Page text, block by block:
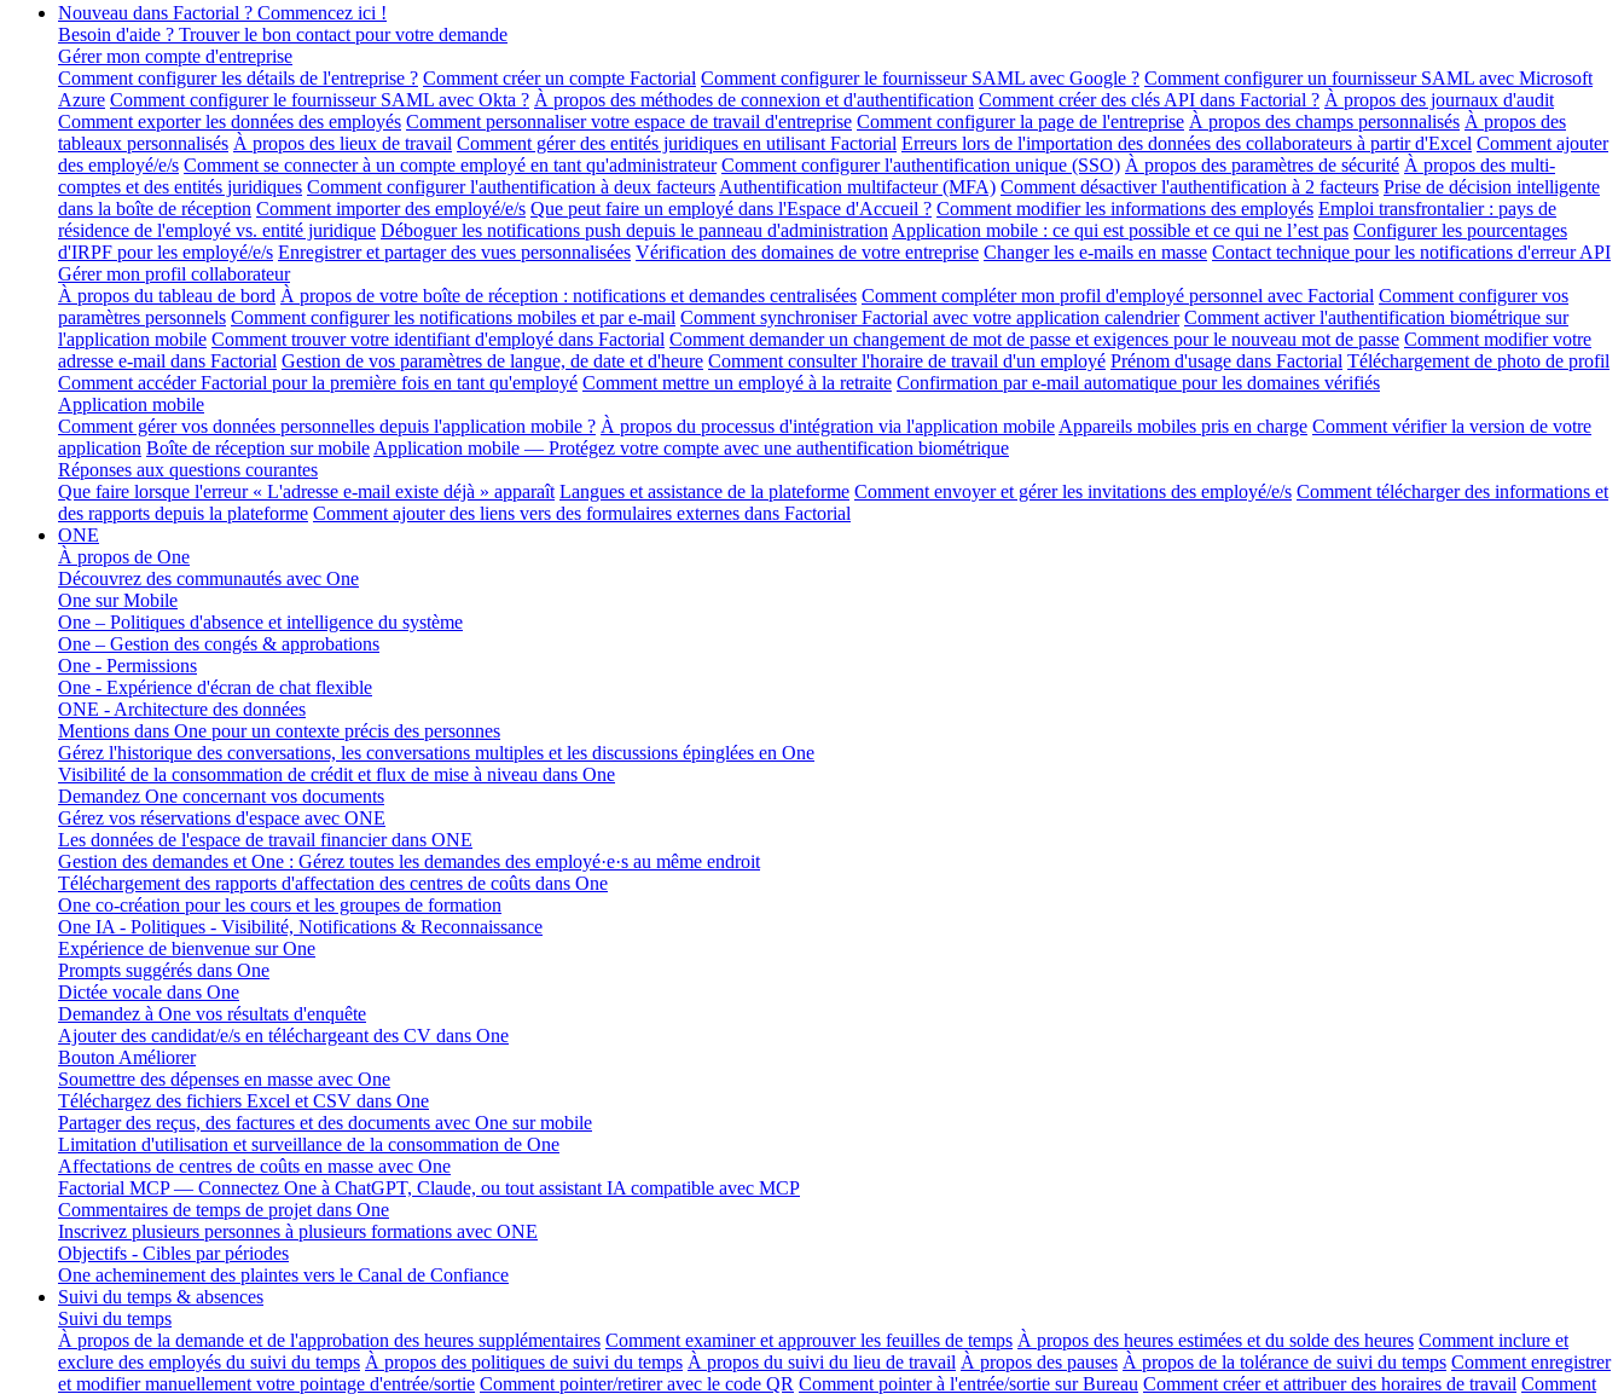
Nouveau dans Factorial ? Commencez ici !
Besoin d'aide ? Trouver le bon contact pour votre demande
Gérer mon compte d'entreprise
Comment configurer les détails de l'entreprise ? Comment créer un compte Factorial Comment configurer le fournisseur SAML avec Google ? Comment configurer un fournisseur SAML avec Microsoft
Azure Comment configurer le fournisseur SAML avec Okta ? À propos des méthodes de connexion et d'authentification Comment créer des clés API dans Factorial ? À propos des journaux d'audit
Comment exporter les données des employés Comment personnaliser votre espace de travail d'entreprise Comment configurer la page de l'entreprise À propos des champs personnalisés À propos des
tableaux personnalisés À propos des lieux de travail Comment gérer des entités juridiques en utilisant Factorial Erreurs lors de l'importation des données des collaborateurs à partir d'Excel Comment ajouter
des employé/e/s Comment se connecter à un compte employé en tant qu'administrateur Comment configurer l'authentification unique (SSO) À propos des paramètres de sécurité À propos des multi-
comptes et des entités juridiques Comment configurer l'authentification à deux facteurs Authentification multifacteur (MFA) Comment désactiver l'authentification à 2 facteurs Prise de décision intelligente
dans la boîte de réception Comment importer des employé/e/s Que peut faire un employé dans l'Espace d'Accueil ? Comment modifier les informations des employés Emploi transfrontalier : pays de
résidence de l'employé vs. entité juridique Déboguer les notifications push depuis le panneau d'administration Application mobile : ce qui est possible et ce qui ne l’est pas Configurer les pourcentages
d'IRPF pour les employé/e/s Enregistrer et partager des vues personnalisées Vérification des domaines de votre entreprise Changer les e-mails en masse Contact technique pour les notifications d'erreur API
Gérer mon profil collaborateur
À propos du tableau de bord À propos de votre boîte de réception : notifications et demandes centralisées Comment compléter mon profil d'employé personnel avec Factorial Comment configurer vos
paramètres personnels Comment configurer les notifications mobiles et par e-mail Comment synchroniser Factorial avec votre application calendrier Comment activer l'authentification biométrique sur
l'application mobile Comment trouver votre identifiant d'employé dans Factorial Comment demander un changement de mot de passe et exigences pour le nouveau mot de passe Comment modifier votre
adresse e-mail dans Factorial Gestion de vos paramètres de langue, de date et d'heure Comment consulter l'horaire de travail d'un employé Prénom d'usage dans Factorial Téléchargement de photo de profil
Comment accéder Factorial pour la première fois en tant qu'employé Comment mettre un employé à la retraite Confirmation par e-mail automatique pour les domaines vérifiés
Application mobile
Comment gérer vos données personnelles depuis l'application mobile ? À propos du processus d'intégration via l'application mobile Appareils mobiles pris en charge Comment vérifier la version de votre
application Boîte de réception sur mobile Application mobile — Protégez votre compte avec une authentification biométrique
Réponses aux questions courantes
Que faire lorsque l'erreur « L'adresse e-mail existe déjà » apparaît Langues et assistance de la plateforme Comment envoyer et gérer les invitations des employé/e/s Comment télécharger des informations et
des rapports depuis la plateforme Comment ajouter des liens vers des formulaires externes dans Factorial
ONE
À propos de One
Découvrez des communautés avec One
One sur Mobile
One – Politiques d'absence et intelligence du système
One – Gestion des congés & approbations
One - Permissions
One - Expérience d'écran de chat flexible
ONE - Architecture des données
Mentions dans One pour un contexte précis des personnes
Gérez l'historique des conversations, les conversations multiples et les discussions épinglées en One
Visibilité de la consommation de crédit et flux de mise à niveau dans One
Demandez One concernant vos documents
Gérez vos réservations d'espace avec ONE
Les données de l'espace de travail financier dans ONE
Gestion des demandes et One : Gérez toutes les demandes des employé·e·s au même endroit
Téléchargement des rapports d'affectation des centres de coûts dans One
One co-création pour les cours et les groupes de formation
One IA - Politiques - Visibilité, Notifications & Reconnaissance
Expérience de bienvenue sur One
Prompts suggérés dans One
Dictée vocale dans One
Demandez à One vos résultats d'enquête
Ajouter des candidat/e/s en téléchargeant des CV dans One
Bouton Améliorer
Soumettre des dépenses en masse avec One
Téléchargez des fichiers Excel et CSV dans One
Partager des reçus, des factures et des documents avec One sur mobile
Limitation d'utilisation et surveillance de la consommation de One
Affectations de centres de coûts en masse avec One
Factorial MCP — Connectez One à ChatGPT, Claude, ou tout assistant IA compatible avec MCP
Commentaires de temps de projet dans One
Inscrivez plusieurs personnes à plusieurs formations avec ONE
Objectifs - Cibles par périodes
One acheminement des plaintes vers le Canal de Confiance
Suivi du temps & absences
Suivi du temps
À propos de la demande et de l'approbation des heures supplémentaires Comment examiner et approuver les feuilles de temps À propos des heures estimées et du solde des heures Comment inclure et
exclure des employés du suivi du temps À propos des politiques de suivi du temps À propos du suivi du lieu de travail À propos des pauses À propos de la tolérance de suivi du temps Comment enregistrer
et modifier manuellement votre pointage d'entrée/sortie Comment pointer/retirer avec le code QR Comment pointer à l'entrée/sortie sur Bureau Comment créer et attribuer des horaires de travail Comment